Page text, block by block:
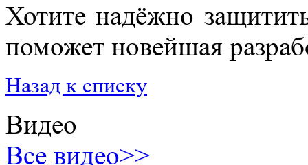
Хотите надёжно
поможет новейшая
Назад к списку
Видео
Все видео>>